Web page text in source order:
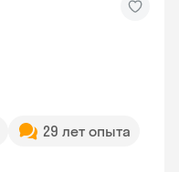
29 лет опыта